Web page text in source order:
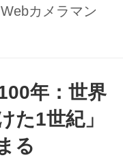
EVF内蔵したモデ
Webカメラマン
年：世界
た1世紀」
る